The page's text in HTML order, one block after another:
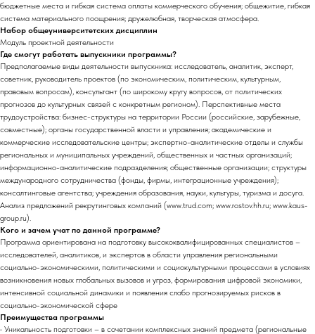
бюджетные места и гибкая система оплаты коммерческого обучения; общежитие, гибкая
система материального поощрения; дружелюбная, творческая атмосфера.
Набор общеуниверситетских дисциплин
Модуль проектной деятельности
Где смогут работать выпускники программы?
Предполагаемые виды деятельности выпускника: исследователь, аналитик, эксперт,
советник, руководитель проектов (по экономическим, политическим, культурным,
правовым вопросам), консультант (по широкому кругу вопросов, от политических
прогнозов до культурных связей с конкретным регионом). Перспективные места
трудоустройства: бизнес-структуры на территории России (российские, зарубежные,
совместные); органы государственной власти и управления; академические и
коммерческие исследовательские центры; экспертно-аналитические отделы и службы
региональных и муниципальных учреждений, общественных и частных организаций;
информационно-аналитические подразделения; общественные организации; структуры
международного сотрудничества (фонды, фирмы, интеграционные учреждения);
консалтинговые агентства; учреждения образования, науки, культуры, туризма и досуга.
Анализ предложений рекрутинговых компаний (www.trud.com; www.rostov.hh.ru; www.kaus-
group.ru).
Кого и зачем учат по данной программе?
Программа ориентирована на подготовку высококвалифицированных специалистов –
исследователей, аналитиков, и экспертов в области управления региональными
социально-экономическими, политическими и социокультурными процессами в условиях
возникновения новых глобальных вызовов и угроз, формирования цифровой экономики,
интенсивной социальной динамики и появления слабо прогнозируемых рисков в
социально-экономической сфере
Преимущества программы
• Уникальность подготовки – в сочетании комплексных знаний предмета (региональные